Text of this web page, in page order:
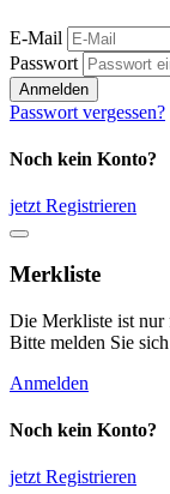
E-Mail
Passwort
Anmelden
Passwort vergessen?
Noch kein Konto?
jetzt Registrieren
Merkliste
Die Merkliste ist nur
Bitte melden Sie
Anmelden
Noch kein Konto?
jetzt Registrieren